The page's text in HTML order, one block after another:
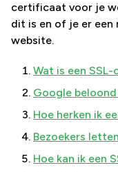
certificaat voor je
dit is en of je er
website.
Wat is een
Google
Hoe herken ik
Bezoekers
Hoe kan ik een